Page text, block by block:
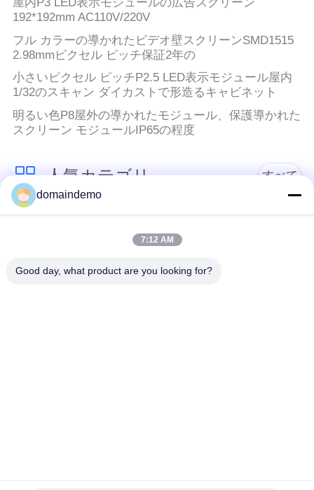
192*192mm AC110V/220V
フル カラーの導かれたビデオ壁スクリーンSMD1515
2.98mmピクセル ピッチ保証2年の
小さいピクセル ピッチP2.5 LED表示モジュール屋内
1/32のスキャン ダイカストで形造るキャビネット
明るい色P8屋外の導かれたモジュール、保護導かれた
スクリーン モジュールIP65の程度
人気カテゴリ すべて
イ
domaindemo
7:12 AM
Good day, what product are you looking for?